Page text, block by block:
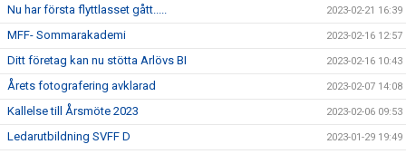
Nu har första flyttlasset gått..... 2023-02-21 16:39
MFF- Sommarakademi 2023-02-16 12:57
Ditt företag kan nu stötta Arlövs BI 2023-02-16 10:43
Årets fotografering avklarad 2023-02-07 14:08
Kallelse till Årsmöte 2023 2023-02-06 09:53
Ledarutbildning SVFF D 2023-01-29 19:49